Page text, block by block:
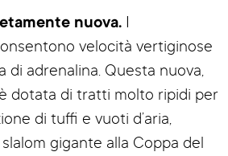
nuova. I
velocità vertiginose
di adrenalina. Questa nuova,
dotata di tratti molto ripidi per
di tuffi e vuoti d’aria,
gigante alla Coppa del